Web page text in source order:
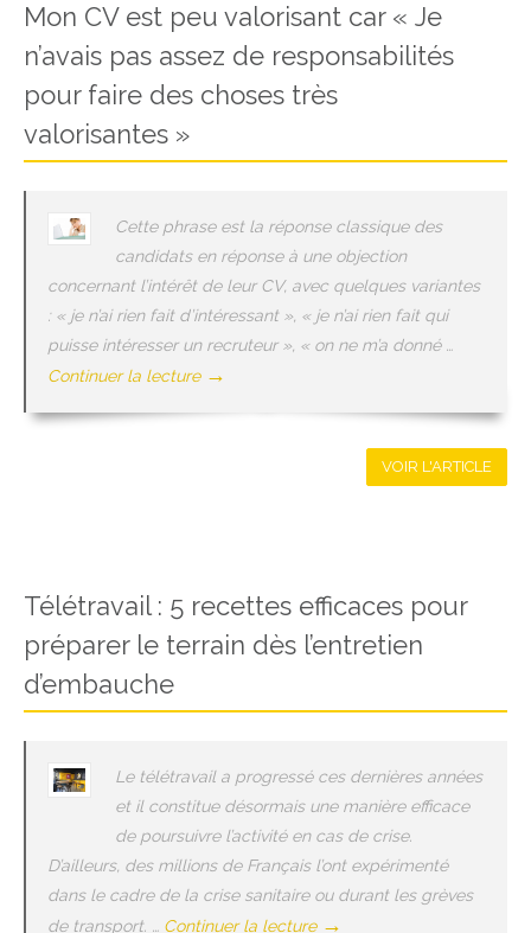
Mon CV est peu valorisant car « Je
n’avais pas assez de responsabilités
pour faire des choses très
valorisantes »
Cette phrase est la réponse classique des
candidats en réponse à une objection
concernant l’intérêt de leur CV, avec quelques variantes
: « je n’ai rien fait d’intéressant », « je n’ai rien fait qui
puisse intéresser un recruteur », « on ne m’a donné …
Continuer la lecture →
VOIR L'ARTICLE
Télétravail : 5 recettes efficaces pour
préparer le terrain dès l’entretien
d’embauche
Le télétravail a progressé ces dernières années
et il constitue désormais une manière efficace
de poursuivre l’activité en cas de crise.
D’ailleurs, des millions de Français l’ont expérimenté
dans le cadre de la crise sanitaire ou durant les grèves
de transport. … Continuer la lecture →